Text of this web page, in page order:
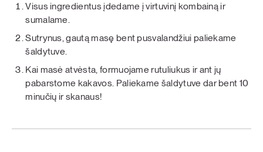
Visus ingredientus įdedame į virtuvinį kombainą ir
sumalame.
Sutrynus, gautą masę bent pusvalandžiui paliekame
šaldytuve.
Kai masė atvėsta, formuojame rutuliukus ir ant jų
pabarstome kakavos. Paliekame šaldytuve dar bent 10
minučių ir skanaus!